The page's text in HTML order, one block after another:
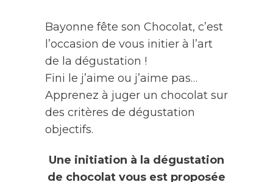
Bayonne fête son Chocolat, c’est
l’occasion de vous initier à l’art
de la dégustation !
Fini le j’aime ou j’aime pas…
Apprenez à juger un chocolat sur
des critères de dégustation
objectifs.
Une initiation à la dégustation
de chocolat vous est proposée